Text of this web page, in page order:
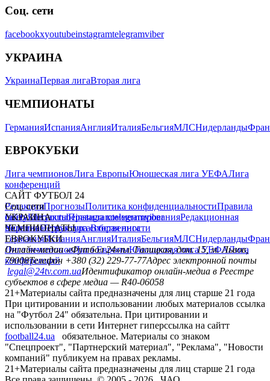
Соц. сети
facebookxyoutubeinstagramtelegramviber
УКРАИНА
УкраинаПервая лигаВторая лига
ЧЕМПИОНАТЫ
ГерманияИспанияАнглияИталияБельгияМЛСНидерланды
ЕВРОКУБКИ
Лига чемпионовЛига ЕвропыЮношеская лига УЕФАЛига
конференций
САЙТ ФУТБОЛ 24
РедакцияПрогнозыПолитика конфиденциальностиПравила
сайтуКонтактыПравила комментированияРедакционная
политикаСтруктура собственности
Соц. сети
facebookxyoutubeinstagramtelegramviber
УКРАИНА
УкраинаПервая лигаВторая лига
ЧЕМПИОНАТЫ
ГерманияИспанияАнглияИталияБельгияМЛСНидерланды
ЕВРОКУБКИ
Лига чемпионовЛига ЕвропыЮношеская лига УЕФАЛига
конференций
Онлайн-медиа «Футбол 24»пл. Галицкая, дом. 15, м. Львов,
79008Телефон +380 (32) 229-77-77Адрес электронной почты
legal@24tv.com.uaИдентификатор онлайн-медиа в Реестре
субъектов в сфере медиа — R40-06058
21+Материалы сайта предназначены для лиц старше 21 года
При цитировании и использовании любых материалов ссылка
на "Футбол 24" обязательна. При цитировании и
использовании в сети Интернет гиперссылка на сайтт
football24.ua
обязательное. Материалы со знаком
"Спецпроект", "Партнерский материал", "Реклама", "Новости
компаний" публикуем на правах рекламы.
21+Материалы сайта предназначены для лиц старше 21 года